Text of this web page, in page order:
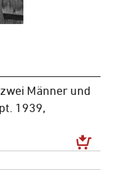
Männer und
1939,